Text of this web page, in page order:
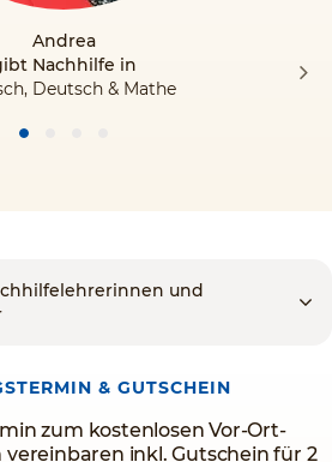
Andrea
Nachhilfe in
Deutsch & Mathe
und
& GUTSCHEIN
zum kostenlosen Vor-Ort-
inkl. Gutschein für 2